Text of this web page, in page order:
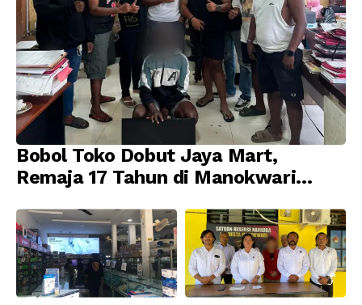
Bobol Toko Dobut Jaya Mart,
Remaja 17 Tahun di Manokwari
Jatanras Polda Papua Barat